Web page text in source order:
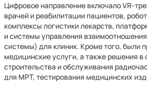
Цифровое направление включало VR-
врачей и реабилитации пациентов,
комплексы логистики лекарств,
и системы управления
системы) для клиник. Кроме того, были
медицинские услуги, а также решения в
строительства и обслуживания
для МРТ, тестирования медицинских